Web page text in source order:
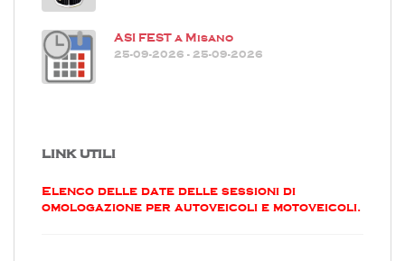
ASI FEST a Misano
25-09-2026 - 25-09-2026
LINK UTILI
Elenco delle date delle sessioni di
omologazione per autoveicoli e motoveicoli.